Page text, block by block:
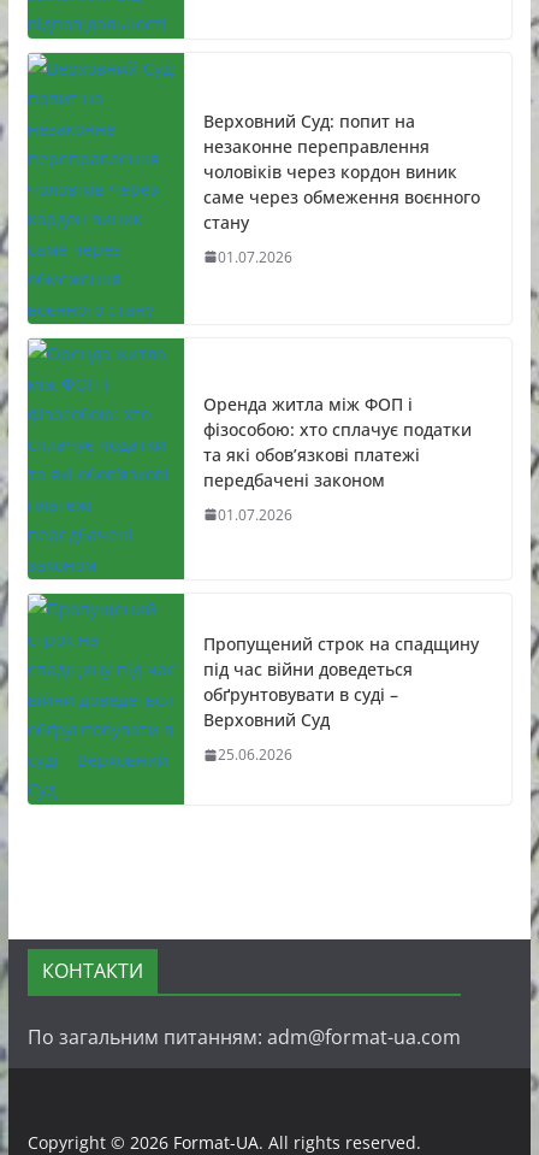
Верховний Суд: попит на
незаконне переправлення
чоловіків через кордон виник
саме через обмеження воєнного
стану
01.07.2026
Оренда житла між ФОП і
фізособою: хто сплачує податки
та які обов’язкові платежі
передбачені законом
01.07.2026
Пропущений строк на спадщину
під час війни доведеться
обґрунтовувати в суді –
Верховний Суд
25.06.2026
КОНТАКТИ
По загальним питанням: adm@format-ua.com
Copyright © 2026 Format-UA. All rights reserved.